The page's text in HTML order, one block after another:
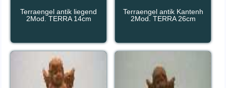
Terraengel antik liegend
2Mod. TERRA 14cm
Terraengel antik Kantenh
2Mod. TERRA 26cm